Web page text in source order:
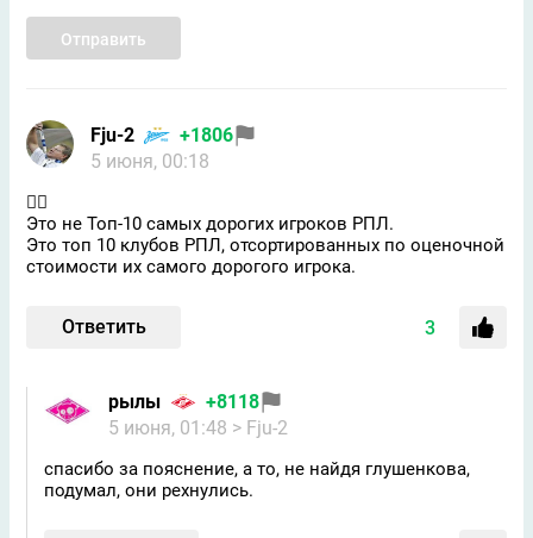
Отправить
Fju-2
+1806
5 июня, 00:18
🤦‍♂️
Это не Топ-10 самых дорогих игроков РПЛ.
Это топ 10 клубов РПЛ, отсортированных по оценочной
стоимости их самого дорогого игрока.
Ответить 3
рылы
+8118
5 июня, 01:48 > Fju-2
спасибо за пояснение, а то, не найдя глушенкова,
подумал, они рехнулись.